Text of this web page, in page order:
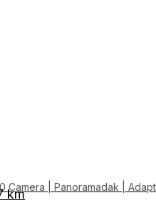
| Panoramadak |
km